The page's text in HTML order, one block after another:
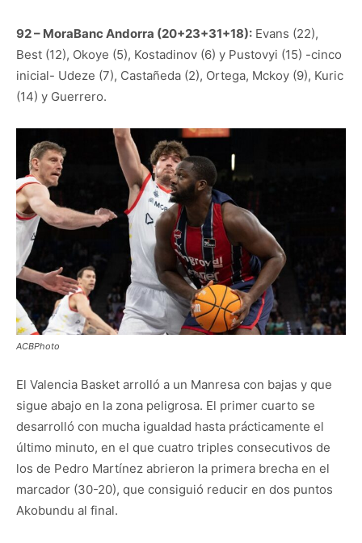
92 – MoraBanc Andorra (20+23+31+18): Evans (22),
Best (12), Okoye (5), Kostadinov (6) y Pustovyi (15) -cinco
inicial- Udeze (7), Castañeda (2), Ortega, Mckoy (9), Kuric
(14) y Guerrero.
ACBPhoto
El Valencia Basket arrolló a un Manresa con bajas y que
sigue abajo en la zona peligrosa. El primer cuarto se
desarrolló con mucha igualdad hasta prácticamente el
último minuto, en el que cuatro triples consecutivos de
los de Pedro Martínez abrieron la primera brecha en el
marcador (30-20), que consiguió reducir en dos puntos
Akobundu al final.